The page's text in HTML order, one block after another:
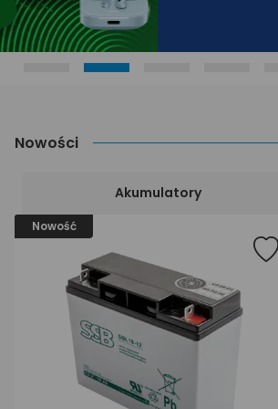
Nowości
Akumulatory
Nowość